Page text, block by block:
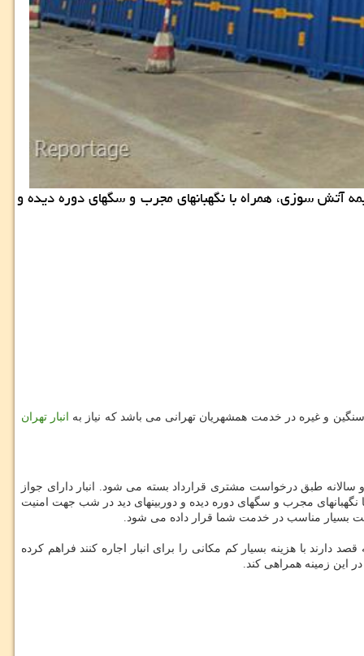
و كلیه كانتینرهای انبار تا سقف ۳۰ میلیارد ریال تحت پوشش بیمه آتش سوزی، همراه با نگهبانهای مجرب و سگهای دوره دیده و
انبار تهران
طبق درخواست مشتری قرارداد بسته می شود. انبار دارای جواز
(ایران) آتش سوزی می باشد، همراه با نگهبانهای مجرب و سگهای دوره دیده و دوربینهای دید در شب جهت امنیت
بسیار مناسب در خدمت شما قرار داده می شود.
با هزینه بسیار کم مکانی را برای انبار اجاره کنند فراهم کرده
این زمینه همراهی کند.